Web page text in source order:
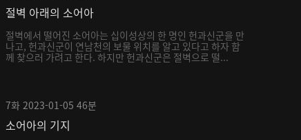
절벽 아래의 소어아
절벽에서 떨어진 소어아는 십이성상의 한 명인 헌과신군을 만
나고, 헌과신군이 연남천의 보물 위치를 알고 있다고 하자 함
께 찾으러 가려고 한다. 하지만 헌과신군은 절벽으로 떨...
7화 2023-01-05 46분
소어아의 기지